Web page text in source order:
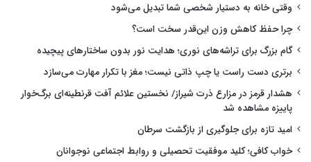
وقتی خانه به دستیار شخصی شما تبدیل می‌شود
چرا حفظ کاهش وزن این‌قدر سخت است؟
گام بزرگ برای تراشه‌های نوری؛ هدایت نور بدون ساختارهای پیچیده
برتری دست راست یا چپ ذاتی نیست؛ مغز با تکرار مهارت می‌سازد
هشدار قرمز در مزارع ذرت شیراز/ نخستین علائم آفت قرنطینه‌ای برگ‌خوار
پاییزه مشاهده شد
امید تازه برای جلوگیری از بازگشت سرطان
خواب کافی؛ کلید موفقیت تحصیلی و روابط اجتماعی نوجوانان